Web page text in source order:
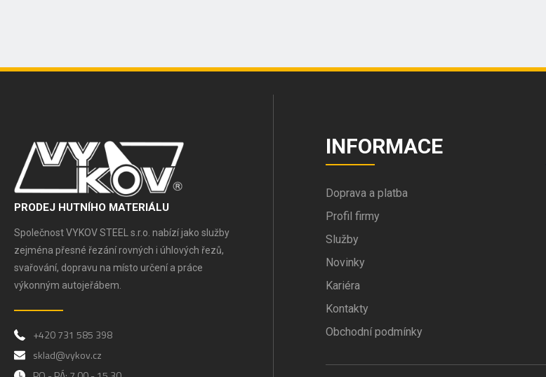
PRODEJ HUTNÍHO MATERIÁLU
Společnost VYKOV STEEL s.r.o. nabízí jako služby
zejména přesné řezání rovných i úhlových řezů,
svařování, dopravu na místo určení a práce
výkonným autojeřábem.
+420 731 585 398
sklad@vykov.cz
INFORMACE
Doprava a platba
Profil firmy
Služby
Novinky
Kariéra
Kontakty
Obchodní podmínky